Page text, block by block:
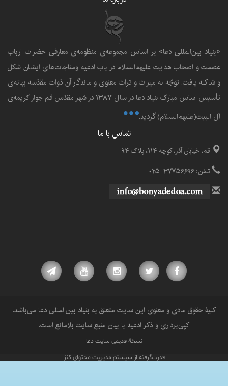
«بنياد بين‌المللى دعا» بر اساس مجموعه‌ی منظومه‌ی معارفى حضرات ارباب
عصمت و اصحاب هدايت عليهم‌السلام در باب ادعيه ومناجات‌هاى ايشان شکل
و شاکله يافت. توجّه به ميراث و تراث معنوى و ماندگار آن ذوات مقدّسه بهانه‌ى
تأسيس اساس مبارک بنياد دعا در سال ۱۳۸۷ در شهر مقدّس قم جوار کريمه‌ی
آل البيت(علیهم‌السلام) گرديد.
تماس با ما
قم، خیابان آذر، کوچه ۱۱۴، پلاک ۹۴
تلفن: ۳۷۷۵۶۶۹۶-۰۲۵
کلیۀ حقوق مادی و معنوی این سایت متعلق به بنیاد بین‌المللی دعا می‌باشد.
کپی‌برداری و ذکر ادعیه با بیان منبع سایت بلامانع است.
نسخۀ قدیمی سایت دعا
قدرت‌گرفته از سیستم مدیریت محتوای کنز